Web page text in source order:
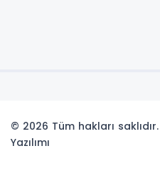
© 2026 Tüm hakları
Yazılımı